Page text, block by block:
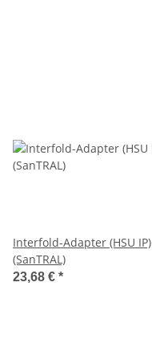
Interfold-Adapter (HSU IP)
(SanTRAL)
23,68 € *